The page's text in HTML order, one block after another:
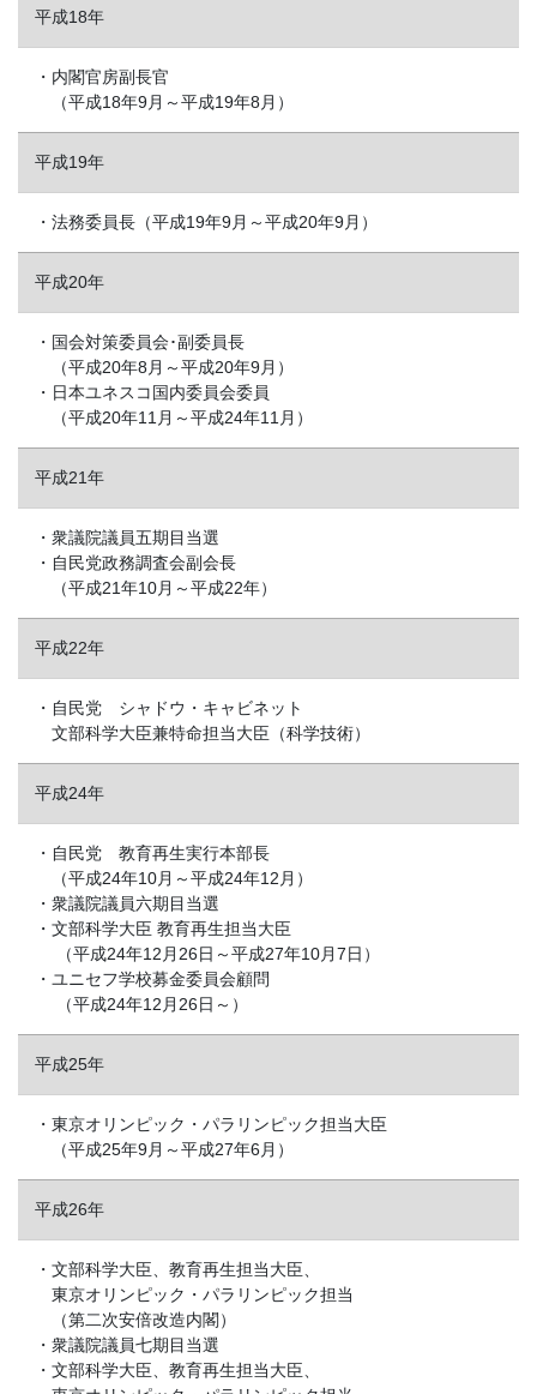
平成18年
・内閣官房副長官
（平成18年9月～平成19年8月）
平成19年
・法務委員長（平成19年9月～平成20年9月）
平成20年
・国会対策委員会･副委員長
（平成20年8月～平成20年9月）
・日本ユネスコ国内委員会委員
（平成20年11月～平成24年11月）
平成21年
・衆議院議員五期目当選
・自民党政務調査会副会長
（平成21年10月～平成22年）
平成22年
・自民党 シャドウ・キャビネット
文部科学大臣兼特命担当大臣（科学技術）
平成24年
・自民党 教育再生実行本部長
（平成24年10月～平成24年12月）
・衆議院議員六期目当選
・文部科学大臣 教育再生担当大臣
（平成24年12月26日～平成27年10月7日）
・ユニセフ学校募金委員会顧問
（平成24年12月26日～）
平成25年
・東京オリンピック・パラリンピック担当大臣
（平成25年9月～平成27年6月）
平成26年
・文部科学大臣、教育再生担当大臣、
東京オリンピック・パラリンピック担当
（第二次安倍改造内閣）
・衆議院議員七期目当選
・文部科学大臣、教育再生担当大臣、